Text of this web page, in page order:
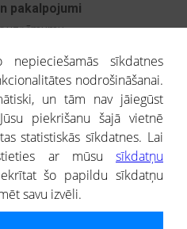
pakalpojumi
uzņēmumu
koks
atlase
uzņēmumiem
sīkdatnes
nodrošināšanai.
un tām nav jāiegūst
piekrišanu šajā vietnē
statistiskās sīkdatnes. Lai
ar mūsu sīkdatņu
šo papildu sīkdatņu
savu izvēli.